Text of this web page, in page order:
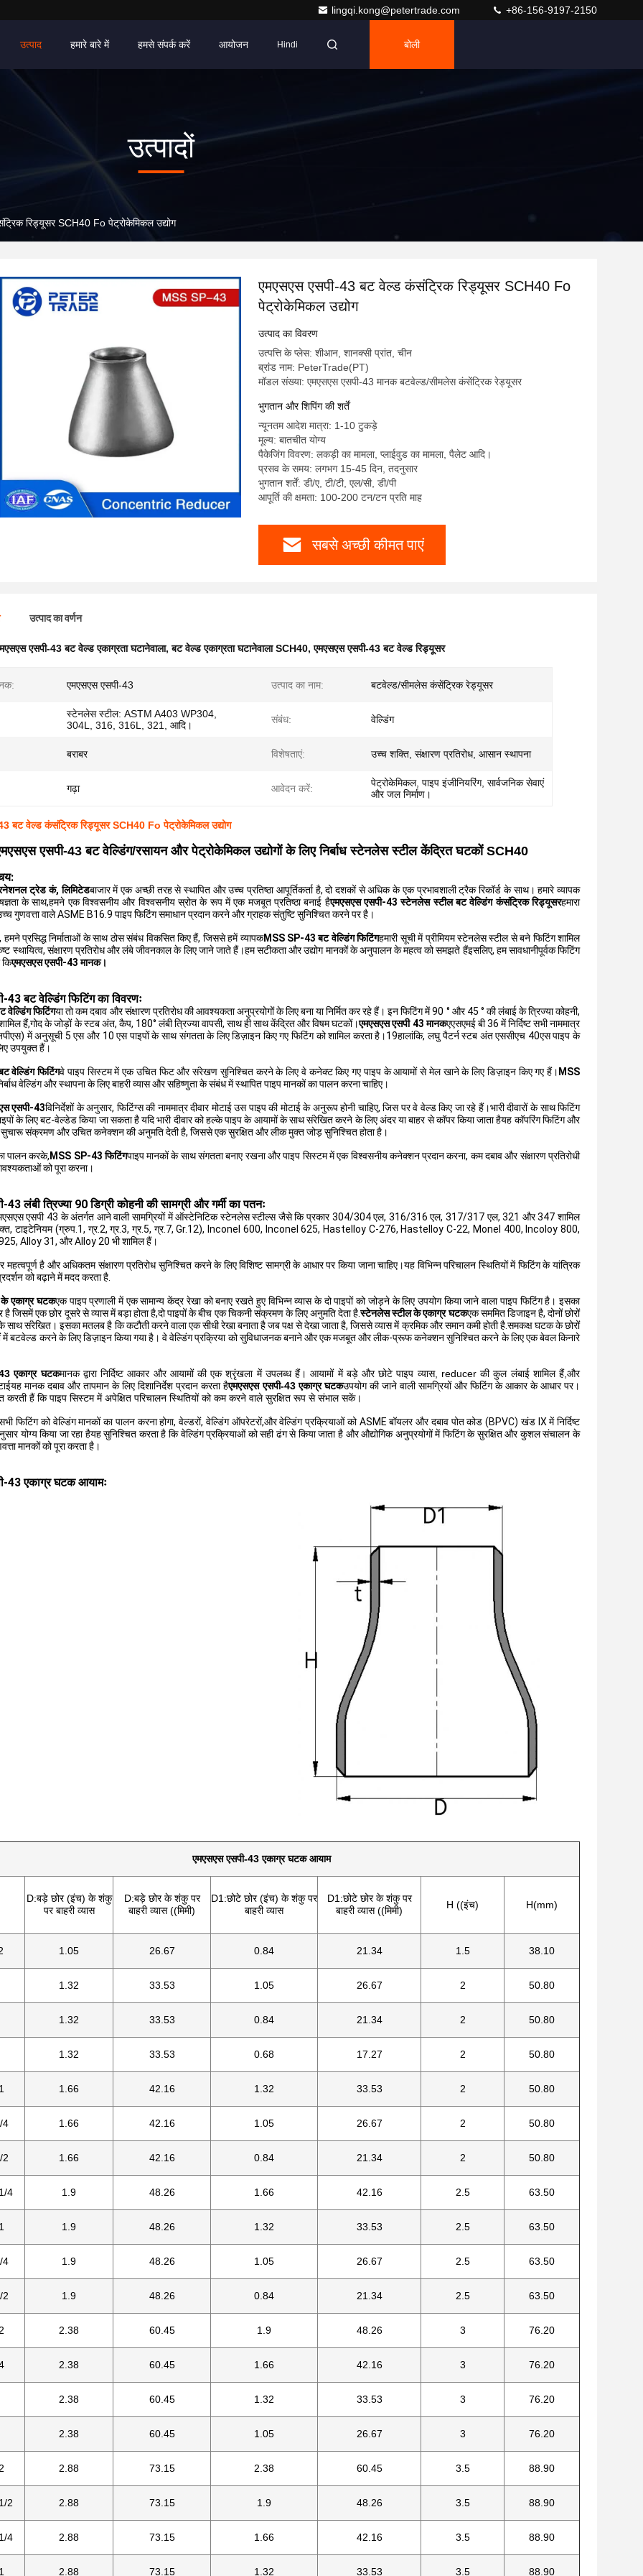
lingqi.kong@petertrade.com +86-156-9197-2150
उत्पाद हमारे बारे में हमसे संपर्क करें आयोजन Hindi बोली
उत्पादों
रिड्यूसर SCH40 Fo पेट्रोकेमिकल उद्योग
एमएसएस एसपी-43 बट वेल्ड कंसंट्रिक रिड्यूसर SCH40 Fo
पेट्रोकेमिकल उद्योग
उत्पाद का विवरण
उत्पत्ति के प्लेस: शीआन, शानक्सी प्रांत, चीन
ब्रांड नाम: PeterTrade(PT)
मॉडल संख्या: एमएसएस एसपी-43 मानक बटवेल्ड/सीमलेस कंसेंट्रिक रेड्यूसर
भुगतान और शिपिंग की शर्तें
न्यूनतम आदेश मात्रा: 1-10 टुकड़े
मूल्य: बातचीत योग्य
पैकेजिंग विवरण: लकड़ी का मामला, प्लाईवुड का मामला, पैलेट आदि।
प्रसव के समय: लगभग 15-45 दिन, तदनुसार
भुगतान शर्तें: डी/ए, टी/टी, एल/सी, डी/पी
आपूर्ति की क्षमता: 100-200 टन/टन प्रति माह
सबसे अच्छी कीमत पाएं
उत्पाद का वर्णन
एसपी-43 बट वेल्ड एकाग्रता घटानेवाला,बट वेल्ड एकाग्रता घटानेवाला SCH40,एमएसएस एसपी-43 बट वेल्ड रिड्यूसर
एमएसएस एसपी-43 उत्पाद का नाम: बटवेल्ड/सीमलेस कंसेंट्रिक रेड्यूसर
स्टेनलेस स्टील: ASTM A403 WP304,
304L, 316, 316L, 321, आदि।
संबंध: वेल्डिंग
बराबर विशेषताएं: उच्च शक्ति, संक्षारण प्रतिरोध, आसान स्थापना
गढ़ा आवेदन करें:
पेट्रोकेमिकल, पाइप इंजीनियरिंग, सार्वजनिक सेवाएं
और जल निर्माण।
बट वेल्ड कंसंट्रिक रिड्यूसर SCH40 Fo पेट्रोकेमिकल उद्योग
एसपी-43 बट वेल्डिंग/रसायन और पेट्रोकेमिकल उद्योगों के लिए निर्बाध स्टेनलेस स्टील केंद्रित घटकों SCH40
ट्रेड कं, लिमिटेडबाजार में एक अच्छी तरह से स्थापित और उच्च प्रतिष्ठा आपूर्तिकर्ता है, दो दशकों से अधिक के एक प्रभावशाली ट्रैक रिकॉर्ड के साथ। हमारे व्यापक
के साथ,हमने एक विश्वसनीय और विश्वसनीय स्रोत के रूप में एक मजबूत प्रतिष्ठा बनाई हैएमएसएस एसपी-43 स्टेनलेस स्टील बट वेल्डिंग कंसंट्रिक रिड्यूसरहमारा
गुणवत्ता वाले ASME B16.9 पाइप फिटिंग समाधान प्रदान करने और ग्राहक संतुष्टि सुनिश्चित करने पर है।
हमने प्रसिद्ध निर्माताओं के साथ ठोस संबंध विकसित किए हैं, जिससे हमें व्यापकMSS SP-43 बट वेल्डिंग फिटिंगहमारी सूची में प्रीमियम स्टेनलेस स्टील से बने फिटिंग शामिल
स्थायित्व, संक्षारण प्रतिरोध और लंबे जीवनकाल के लिए जाने जाते हैं।हम सटीकता और उद्योग मानकों के अनुपालन के महत्व को समझते हैंइसलिए, हम सावधानीपूर्वक फिटिंग
किएमएसएस एसपी-43 मानक।
43 बट वेल्डिंग फिटिंग का विवरणः
वेल्डिंग फिटिंगया तो कम दबाव और संक्षारण प्रतिरोध की आवश्यकता अनुप्रयोगों के लिए बना या निर्मित कर रहे हैं। इन फिटिंग में 90 ° और 45 ° की लंबाई के त्रिज्या कोहनी,
हैं,गोद के जोड़ों के स्टब अंत, कैप, 180° लंबी त्रिज्या वापसी, साथ ही साथ केंद्रित और विषम घटकों।एमएसएस एसपी 43 मानकएएसएमई बी 36 में निर्दिष्ट सभी नाममात्र
में अनुसूची 5 एस और 10 एस पाइपों के साथ संगतता के लिए डिज़ाइन किए गए फिटिंग को शामिल करता है।19हालांकि, लघु पैटर्न स्टब अंत एससीएच 40एस पाइप के
उपयुक्त हैं।
वेल्डिंग फिटिंगवे पाइप सिस्टम में एक उचित फिट और संरेखण सुनिश्चित करने के लिए वे कनेक्ट किए गए पाइप के आयामों से मेल खाने के लिए डिज़ाइन किए गए हैं। MSS
वेल्डिंग और स्थापना के लिए बाहरी व्यास और सहिष्णुता के संबंध में स्थापित पाइप मानकों का पालन करना चाहिए।
एसपी-43विनिर्देशों के अनुसार, फिटिंग्स की नाममात्र दीवार मोटाई उस पाइप की मोटाई के अनुरूप होनी चाहिए, जिस पर वे वेल्ड किए जा रहे हैं।भारी दीवारों के साथ फिटिंग
के लिए बट-वेल्डेड किया जा सकता है यदि भारी दीवार को हल्के पाइप के आयामों के साथ संरेखित करने के लिए अंदर या बाहर से कॉपर किया जाता हैयह कॉपरिंग फिटिंग और
संक्रमण और उचित कनेक्शन की अनुमति देती है, जिससे एक सुरक्षित और लीक मुक्त जोड़ सुनिश्चित होता है।
पालन करके, MSS SP-43 फिटिंगपाइप मानकों के साथ संगतता बनाए रखना और पाइप सिस्टम में एक विश्वसनीय कनेक्शन प्रदान करना, कम दबाव और संक्षारण प्रतिरोधी
को पूरा करना।
लंबी त्रिज्या 90 डिग्री कोहनी की सामग्री और गर्मी का पतनः
एसपी 43 के अंतर्गत आने वाली सामग्रियों में ऑस्टेनिटिक स्टेनलेस स्टील्स जैसे कि प्रकार 304/304 एल, 316/316 एल, 317/317 एल, 321 और 347 शामिल
टाइटेनियम (ग्रुप.1, ग्र.2, ग्र.3, ग्र.5, ग्र.7, Gr.12), Inconel 600, Inconel 625, Hastelloy C-276, Hastelloy C-22, Monel 400, Incoloy 800,
Alloy 31, और Alloy 20 भी शामिल हैं।
महत्वपूर्ण है और अधिकतम संक्षारण प्रतिरोध सुनिश्चित करने के लिए विशिष्ट सामग्री के आधार पर किया जाना चाहिए।यह विभिन्न परिचालन स्थितियों में फिटिंग के यांत्रिक
को बढ़ाने में मदद करता है.
एकाग्र घटकएक पाइप प्रणाली में एक सामान्य केंद्र रेखा को बनाए रखते हुए विभिन्न व्यास के दो पाइपों को जोड़ने के लिए उपयोग किया जाने वाला पाइप फिटिंग है। इसका
जिसमें एक छोर दूसरे से व्यास में बड़ा होता है,दो पाइपों के बीच एक चिकनी संक्रमण के लिए अनुमति देता है.स्टेनलेस स्टील के एकाग्र घटकएक सममित डिजाइन है, दोनों छोरों
संरेखित। इसका मतलब है कि कटौती करने वाला एक सीधी रेखा बनाता है जब पक्ष से देखा जाता है, जिससे व्यास में क्रमिक और समान कमी होती है.समकक्ष घटक के छोरों
में बटवेल्ड करने के लिए डिज़ाइन किया गया है। वे वेल्डिंग प्रक्रिया को सुविधाजनक बनाने और एक मजबूत और लीक-प्रूफ कनेक्शन सुनिश्चित करने के लिए एक बेवल किनारे
एकाग्र घटकमानक द्वारा निर्दिष्ट आकार और आयामों की एक श्रृंखला में उपलब्ध हैं। आयामों में बड़े और छोटे पाइप व्यास, reducer की कुल लंबाई शामिल हैं,और
मानक दबाव और तापमान के लिए दिशानिर्देश प्रदान करता हैएमएसएस एसपी-43 एकाग्र घटकउपयोग की जाने वाली सामग्रियों और फिटिंग के आकार के आधार पर।
करती हैं कि पाइप सिस्टम में अपेक्षित परिचालन स्थितियों को कम करने वाले सुरक्षित रूप से संभाल सकें।
फिटिंग को वेल्डिंग मानकों का पालन करना होगा, वेल्डरों, वेल्डिंग ऑपरेटरों,और वेल्डिंग प्रक्रियाओं को ASME बॉयलर और दबाव पोत कोड (BPVC) खंड IX में निर्दिष्ट
योग्य किया जा रहा हैयह सुनिश्चित करता है कि वेल्डिंग प्रक्रियाओं को सही ढंग से किया जाता है और औद्योगिक अनुप्रयोगों में फिटिंग के सुरक्षित और कुशल संचालन के
मानकों को पूरा करता है।
43 एकाग्र घटक आयामः
एमएसएस एसपी-43 एकाग्र घटक आयाम
D:बड़े छोर (इंच) के शंकु
पर बाहरी व्यास
D:बड़े छोर के शंकु पर
बाहरी व्यास ((मिमी)
D1:छोटे छोर (इंच) के शंकु पर
बाहरी व्यास
D1:छोटे छोर के शंकु पर
बाहरी व्यास ((मिमी)
H ((इंच) H(mm)
1.05 26.67 0.84 21.34 1.5 38.10
1.32 33.53 1.05 26.67 2 50.80
1.32 33.53 0.84 21.34 2 50.80
1.32 33.53 0.68 17.27 2 50.80
1.66 42.16 1.32 33.53 2 50.80
4 1.66 42.16 1.05 26.67 2 50.80
2 1.66 42.16 0.84 21.34 2 50.80
4 1.9 48.26 1.66 42.16 2.5 63.50
1.9 48.26 1.32 33.53 2.5 63.50
4 1.9 48.26 1.05 26.67 2.5 63.50
2 1.9 48.26 0.84 21.34 2.5 63.50
2.38 60.45 1.9 48.26 3 76.20
2.38 60.45 1.66 42.16 3 76.20
2.38 60.45 1.32 33.53 3 76.20
2.38 60.45 1.05 26.67 3 76.20
2.88 73.15 2.38 60.45 3.5 88.90
2 2.88 73.15 1.9 48.26 3.5 88.90
4 2.88 73.15 1.66 42.16 3.5 88.90
2.88 73.15 1.32 33.53 3.5 88.90